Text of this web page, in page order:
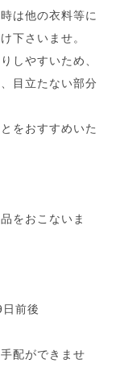
は他の衣料等に
下さいませ。
しやすいため、
目立たない部分
をおすすめいた
をおこないま
前後
配ができませ